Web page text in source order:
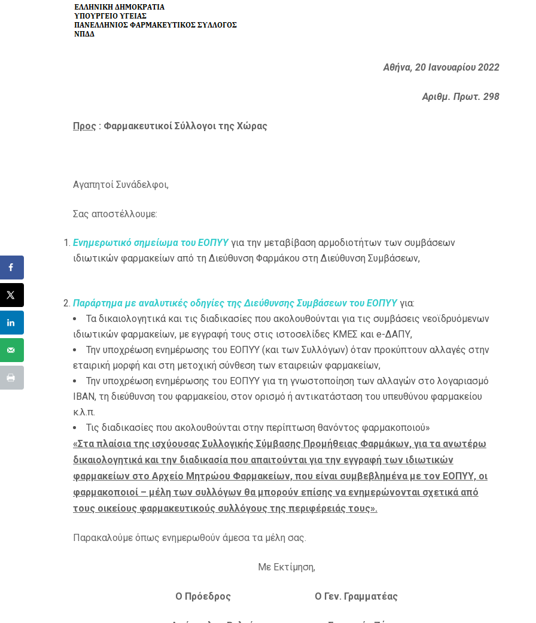
Αθήνα, 20 Ιανουαρίου 2022
Αριθμ. Πρωτ. 298
Προς : Φαρμακευτικοί Σύλλογοι της Χώρας
Αγαπητοί Συνάδελφοι,
Σας αποστέλλουμε:
Ενημερωτικό σημείωμα του ΕΟΠΥΥγια την μεταβίβαση αρμοδιοτήτων των συμβάσεων
ιδιωτικών φαρμακείων από τη Διεύθυνση Φαρμάκου στη Διεύθυνση Συμβάσεων,
Παράρτημα με αναλυτικές οδηγίες της Διεύθυνσης Συμβάσεων του ΕΟΠΥΥγια:
Τα δικαιολογητικά και τις διαδικασίες που ακολουθούνται για τις συμβάσεις νεοϊδρυόμενων
ιδιωτικών φαρμακείων, με εγγραφή τους στις ιστοσελίδες ΚΜΕΣ και e-ΔΑΠΥ,
Την υποχρέωση ενημέρωσης του ΕΟΠΥΥ (και των Συλλόγων) όταν προκύπτουν αλλαγές στην
εταιρική μορφή και στη μετοχική σύνθεση των εταιρειών φαρμακείων,
Την υποχρέωση ενημέρωσης του ΕΟΠΥΥ για τη γνωστοποίηση των αλλαγών στο λογαριασμό
ΙΒΑΝ, τη διεύθυνση του φαρμακείου, στον ορισμό ή αντικατάσταση του υπευθύνου φαρμακείου
κ.λ.π.
Τις διαδικασίες που ακολουθούνται στην περίπτωση θανόντος φαρμακοποιού»
«Στα πλαίσια της ισχύουσας Συλλογικής Σύμβασης Προμήθειας Φαρμάκων, για τα ανωτέρω
δικαιολογητικά και την διαδικασία που απαιτούνται για την εγγραφή των ιδιωτικών
φαρμακείων στο Αρχείο Μητρώου Φαρμακείων, που είναι συμβεβλημένα με τον ΕΟΠΥΥ, οι
φαρμακοποιοί – μέλη των συλλόγων θα μπορούν επίσης να ενημερώνονται σχετικά από
τους οικείους φαρμακευτικούς συλλόγους της περιφέρειάς τους».
Παρακαλούμε όπως ενημερωθούν άμεσα τα μέλη σας.
Με Εκτίμηση,
Ο Πρόεδρος Ο Γεν. Γραμματέας